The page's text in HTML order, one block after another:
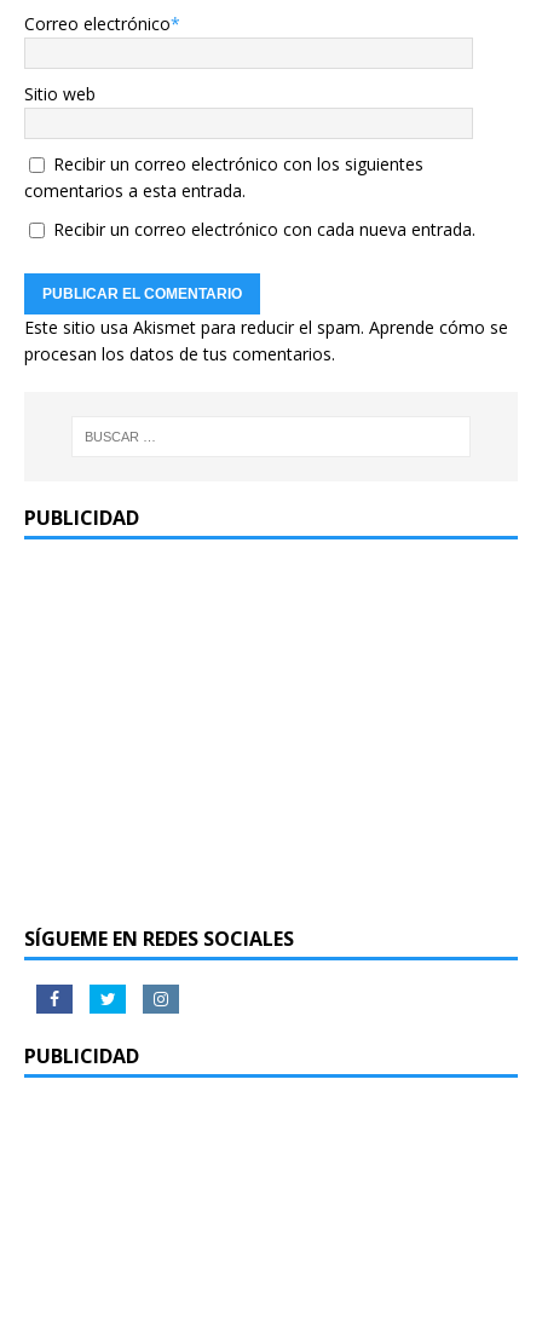
Correo electrónico*
Sitio web
Recibir un correo electrónico con los siguientes
comentarios a esta entrada.
Recibir un correo electrónico con cada nueva entrada.
Este sitio usa Akismet para reducir el spam. Aprende cómo se
procesan los datos de tus comentarios.
PUBLICIDAD
SÍGUEME EN REDES SOCIALES
PUBLICIDAD